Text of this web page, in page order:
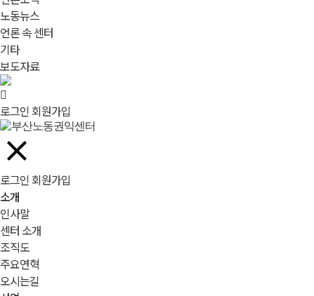
노동뉴스
언론 속 센터
기타
보도자료
로그인 회원가입
로그인 회원가입
소개
인사말
센터 소개
조직도
주요연혁
오시는길